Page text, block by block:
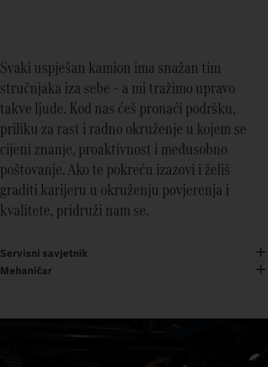
Svaki uspješan kamion ima snažan tim
stručnjaka iza sebe – a mi tražimo upravo
takve ljude. Kod nas ćeš pronaći podršku,
priliku za rast i radno okruženje u kojem se
cijeni znanje, proaktivnost i međusobno
poštovanje. Ako te pokreću izazovi i želiš
graditi karijeru u okruženju povjerenja i
kvalitete, pridruži nam se.
Servisni savjetnik
Mehaničar